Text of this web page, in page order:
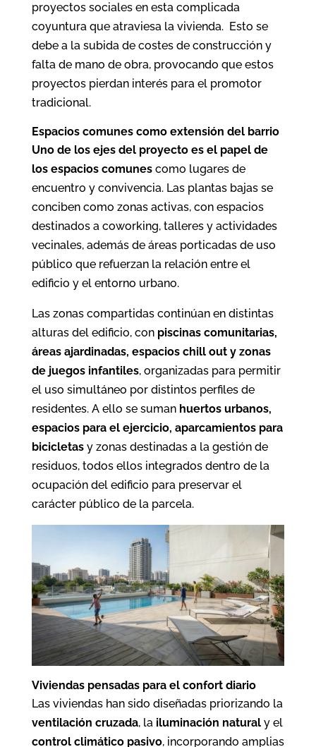
proyectos sociales en esta complicada
coyuntura que atraviesa la vivienda. Esto se
debe a la subida de costes de construcción y
falta de mano de obra, provocando que estos
proyectos pierdan interés para el promotor
tradicional.
Espacios comunes como extensión del barrio
Uno de los ejes del proyecto es el papel de
los espacios comunescomo lugares de
encuentro y convivencia. Las plantas bajas se
conciben como zonas activas, con espacios
destinados a coworking, talleres y actividades
vecinales, además de áreas porticadas de uso
público que refuerzan la relación entre el
edificio y el entorno urbano.
Las zonas compartidas continúan en distintas
alturas del edificio, con piscinas comunitarias,
áreas ajardinadas, espacios chill out y zonas
de juegos infantiles, organizadas para permitir
el uso simultáneo por distintos perfiles de
residentes. A ello se suman huertos urbanos,
espacios para el ejercicio, aparcamientos para
bicicletasy zonas destinadas a la gestión de
residuos, todos ellos integrados dentro de la
ocupación del edificio para preservar el
carácter público de la parcela.
Viviendas pensadas para el confort diario
Las viviendas han sido diseñadas priorizando la
ventilación cruzada, la iluminación naturaly el
control climático pasivo, incorporando amplias